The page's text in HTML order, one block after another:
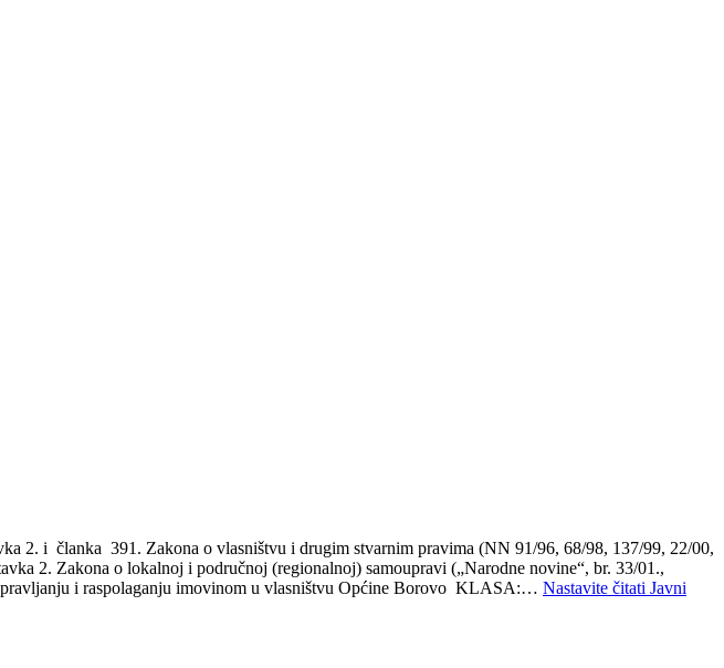
2. i članka 391. Zakona o vlasništvu i drugim stvarnim pravima (NN 91/96, 68/98, 137/99, 22/00,
2. Zakona o lokalnoj i područnoj (regionalnoj) samoupravi („Narodne novine“, br. 33/01.,
i raspolaganju imovinom u vlasništvu Općine Borovo KLASA:… Nastavite čitati Javni